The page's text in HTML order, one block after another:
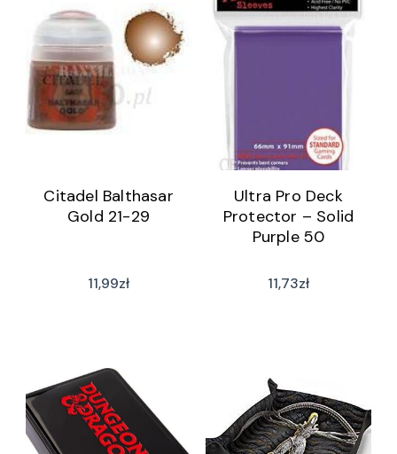
Citadel Balthasar
Gold 21-29
11,99zł
Ultra Pro Deck
Protector – Solid
Purple 50
11,73zł